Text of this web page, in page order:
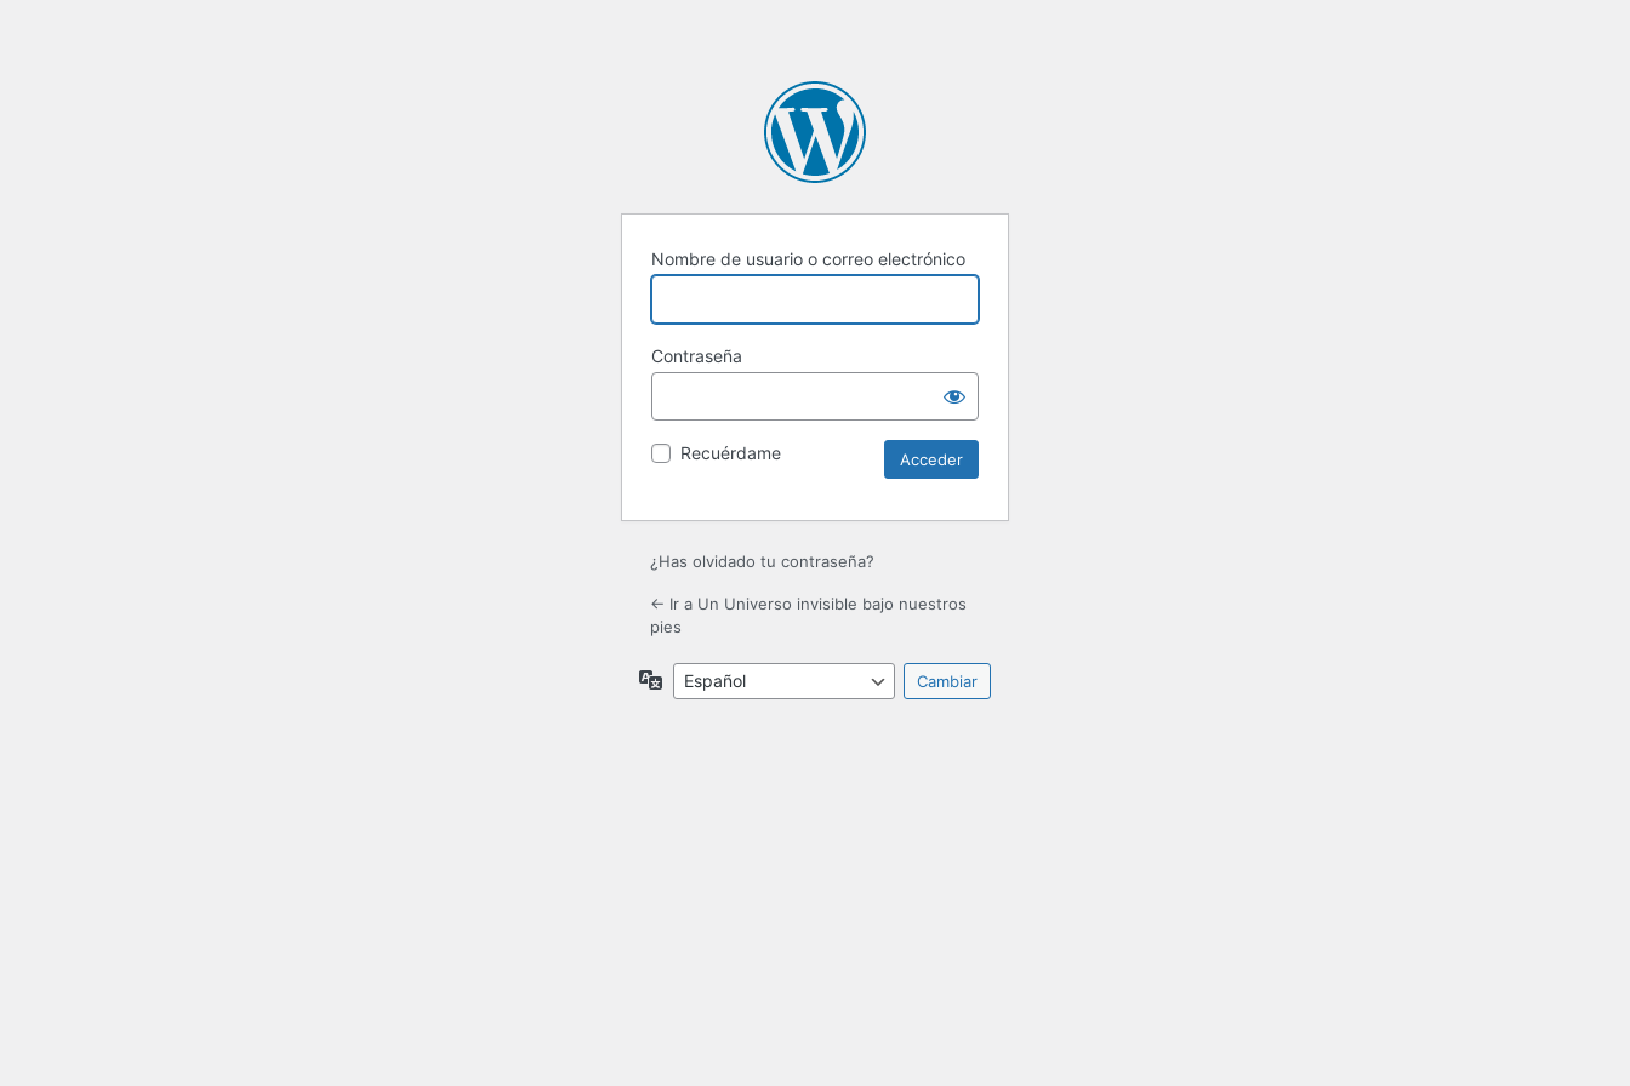
Nombre de usuario o correo electrónico
Contraseña
Recuérdame
¿Has olvidado tu contraseña?
← Ir a Un Universo invisible bajo nuestros
pies
Idioma